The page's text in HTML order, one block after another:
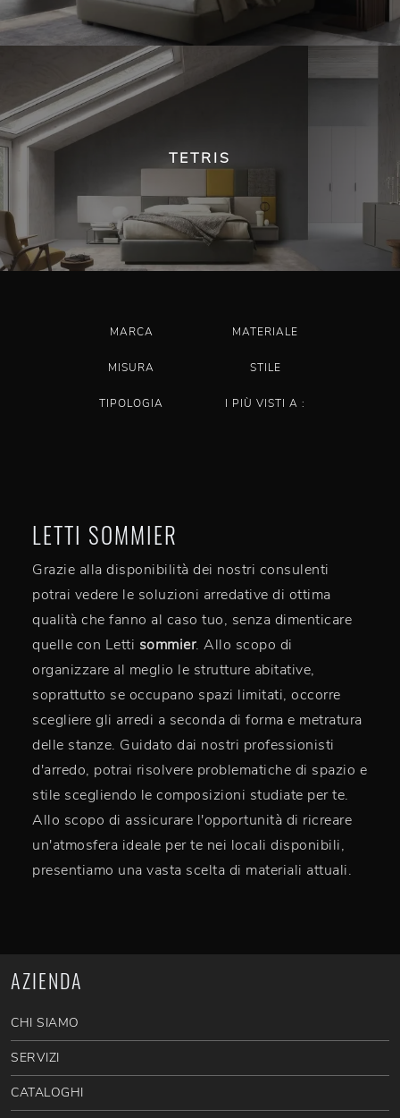
TETRIS
MARCA MATERIALE
MISURA STILE
TIPOLOGIA I PIÙ VISTI A :
LETTI SOMMIER
Grazie alla disponibilità dei nostri consulenti
potrai vedere le soluzioni arredative di ottima
qualità che fanno al caso tuo, senza dimenticare
quelle con Letti sommier. Allo scopo di
organizzare al meglio le strutture abitative,
soprattutto se occupano spazi limitati, occorre
scegliere gli arredi a seconda di forma e metratura
delle stanze. Guidato dai nostri professionisti
d'arredo, potrai risolvere problematiche di spazio e
stile scegliendo le composizioni studiate per te.
Allo scopo di assicurare l'opportunità di ricreare
un'atmosfera ideale per te nei locali disponibili,
presentiamo una vasta scelta di materiali attuali.
AZIENDA
CHI SIAMO
SERVIZI
CATALOGHI